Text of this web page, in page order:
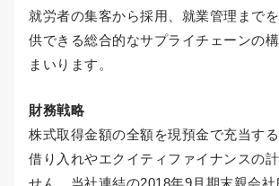
就労者の集客から採用、就業管理まで
供できる総合的なサプライチェーンの
まいります。
財務戦略
株式取得金額の全額を現預金で充当す
借り入れやエクイティファイナンスの
せん。当社連結の2018年9月期末親会